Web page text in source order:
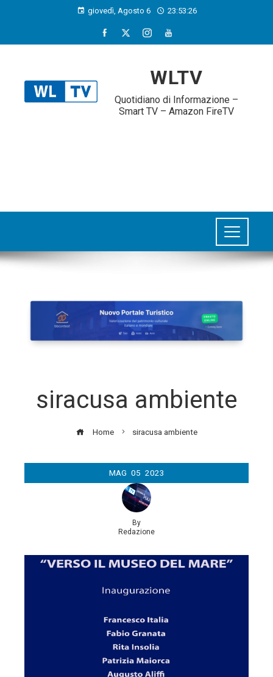
giovedì, Agosto 6 23:53:26
WLTV
Quotidiano di Informazione –
Smart TV – Amazon FireTV
siracusa ambiente
Home siracusa ambiente
MAG 05 2023
By
Redazione